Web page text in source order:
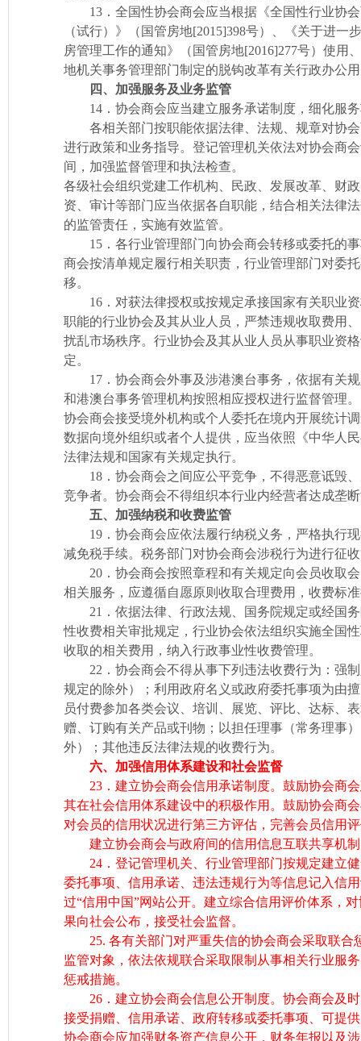
13．全国性协会商会应当根据《全国性行业协会
（试行）》（国管房地[2015]398号）、《关于进
房管理工作的通知》（国管房地[2016]277号）使用
地机关事务管理部门制定的脱钩改革有关行政办公
四、加强服务及业务监管
14．协会商会应当建立服务承诺制度，细化服务
各相关部门按职能依据法律、法规、规章对协会
进行政策和业务指导。登记管理机关依法对协会商
间，加强监督管理和执法检查。
各级社会组织党建工作机构、民政、发展改革、财
资、审计等部门应当依据各自职能，结合相关法律
的监管责任，实施有效监管。
15．各行业管理部门向协会商会转移或委托的事
商会按清单规定履行相关职责，行业管理部门对委
移。
16．对获法律授权或按规定承接国家有关职业资
职能的行业协会及其从业人员，严禁违规收取费用
扰乱市场秩序。行业协会及其从业人员从事职业资
定。
17．协会商会外事及涉港澳台事务，依据有关规
和港澳台事务管理机构按照相应授权进行监督管理。
协会商会接受境外机构或个人委托在境内开展统计
数据向境外组织或者个人提供，应当依照《中华人
法律法规和国家有关规定执行。
18．协会商会之间应公平竞争，不得恶意诋毁、
竞争者。协会商会不得组织本行业内经营者达成垄
五、加强纳税和收费监管
19．协会商会应依法履行纳税义务，严格执行现
减免税手续。税务部门对协会商会涉税行为进行征
20．协会商会按照章程和有关规定向会员收取会
相关服务，应遵循自愿原则收取合理费用，收费
21．依据法律、行政法规、国务院规定或经国务
性收费相关审批规定，行业协会依法组织实施全国
收取的相关费用，纳入行政事业性收费管理。
22．协会商会不得从事下列违法收费行为：强制
规定的除外）；利用政府名义或政府委托事项为由
员付费参加各类会议、培训、展览、评比、达标、
赠、订购有关产品或刊物；以担任理事（常务理事
外）；其他违反法律法规的收费行为。
六、加强信用体系建设和社会监督
23．建立协会商会信用承诺制度。鼓励协会商会
其在社会信用体系建设中的积极作用。鼓励协会商
对会员的信用状况进行第三方评估，完善会员信用
建立协会商会与政府间的信用信息互联共享机制
24．登记管理机关、行业管理部门按规定建立健
委托事项、信用承诺、违法违规行为等信息记入信
过“信用中国”网站公开。建立综合信用评价体系，
果向社会公布，接受社会监督。
25. 各有关部门对严重失信的协会商会采取联合
监管对象，依法依规联合采取限制从事相关行业服
惩戒措施。
26．建立协会商会信息公开制度。协会商会及时
接受捐赠、信用承诺、政府转移或委托事项、可提
协会商会应加强财务资产信息公开，财务年报以及